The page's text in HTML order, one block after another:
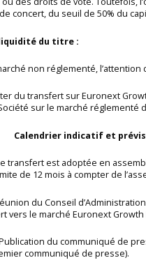
concert, du seuil de 50% du
du titre :
non réglementé,
du transfert sur Euronext
sur le marché réglementé
Calendrier indicatif et
transfert est adoptée en
de 12 mois à compter de
du Conseil
vers le marché Euronext Growth
Publication du communiqué de
communiqué de presse).